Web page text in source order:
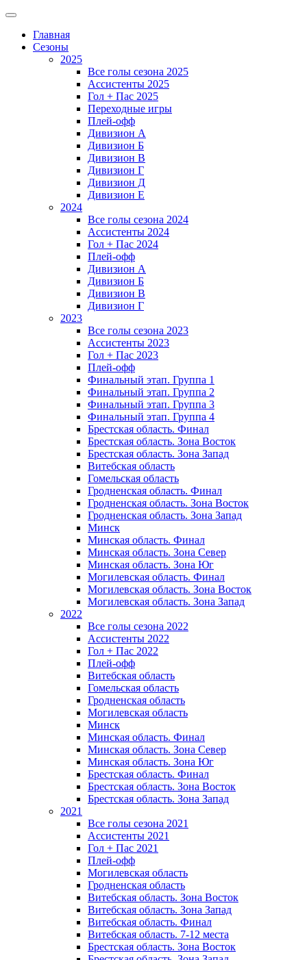
Главная
Сезоны
2025
Все голы сезона 2025
Ассистенты 2025
Гол + Пас 2025
Переходные игры
Плей-офф
Дивизион A
Дивизион Б
Дивизион В
Дивизион Г
Дивизион Д
Дивизион Е
2024
Все голы сезона 2024
Ассистенты 2024
Гол + Пас 2024
Плей-офф
Дивизион A
Дивизион Б
Дивизион В
Дивизион Г
2023
Все голы сезона 2023
Ассистенты 2023
Гол + Пас 2023
Плей-офф
Финальный этап. Группа 1
Финальный этап. Группа 2
Финальный этап. Группа 3
Финальный этап. Группа 4
Брестская область. Финал
Брестская область. Зона Восток
Брестская область. Зона Запад
Витебская область
Гомельская область
Гродненская область. Финал
Гродненская область. Зона Восток
Гродненская область. Зона Запад
Минск
Минская область. Финал
Минская область. Зона Север
Минская область. Зона Юг
Могилевская область. Финал
Могилевская область. Зона Восток
Могилевская область. Зона Запад
2022
Все голы сезона 2022
Ассистенты 2022
Гол + Пас 2022
Плей-офф
Витебская область
Гомельская область
Гродненская область
Могилевская область
Минск
Mинская область. Финал
Минская область. Зона Север
Минская область. Зона Юг
Брестская область. Финал
Брестская область. Зона Восток
Брестская область. Зона Запад
2021
Все голы сезона 2021
Ассистенты 2021
Гол + Пас 2021
Плей-офф
Могилевская область
Гродненская область
Витебская область. Зона Восток
Витебская область. Зона Запад
Витебская область. Финал
Витебская область. 7-12 места
Брестская область. Зона Восток